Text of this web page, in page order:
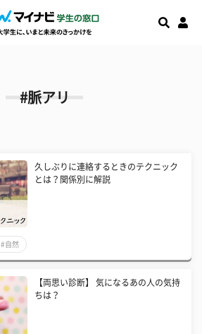
#脈アリ
久しぶりに連絡するときのテクニック
とは？関係別に解説
#自然
【両思い診断】 気になるあの人の気持
ちは？